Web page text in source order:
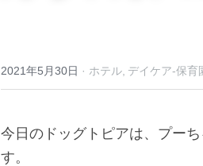
2021年5月30日 · ホテル, デイケア-保育
今日のドッグトピアは、プー
す。